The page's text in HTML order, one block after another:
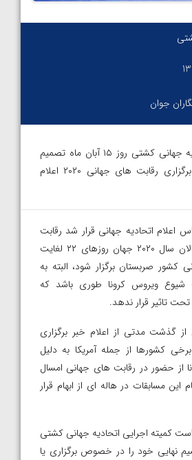
جوان
کمیته اجرایی اتحادیه جهانی کشتی روز ۱۵ آبان ماه تصمیم
نهایی خود را برای برگزاری رقابت های جهانی ۲۰۲۰ اعلام
اعلام اتحادیه جهانی قرار شد رقابت
های قهرمانی بزرگسالان سال ۲۰۲۰ جهان روزهای ۲۲ لغایت
کشور صربستان برگزار شود، البته به
ویروس کرونا طوری باشد که
تاثیر قرار ندهد.
از گذشت مدتی از اعلام خبر برگزاری
کشورها از جمله آمریکا به دلیل
از حضور در رقابت های جهانی امسال
این مسابقات در هاله ای از ابهام قرار
کمیته اجرایی اتحادیه جهانی کشتی
تصمیم نهایی خود را در خصوص برگزاری یا